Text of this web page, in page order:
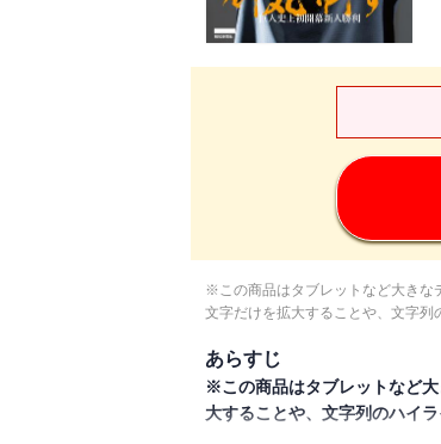
※この商品はタブレットなど大きな
文字だけを拡大することや、文字列
あらすじ
※この商品はタブレットなど
大することや、文字列のハイ